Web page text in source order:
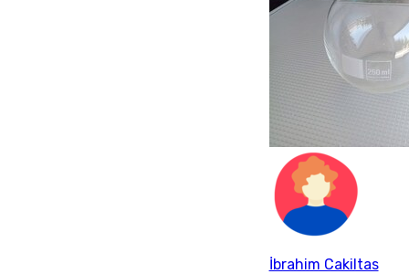
İbrahim Cakiltas